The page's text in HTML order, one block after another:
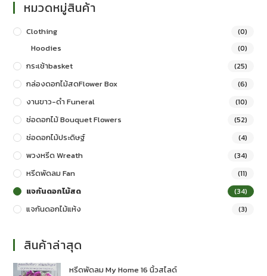
หมวดหมู่สินค้า
Clothing (0)
Hoodies (0)
กระเช้าbasket (25)
กล่องดอกไม้สดFlower Box (6)
งานขาว-ดำ Funeral (10)
ช่อดอกไม้ Bouquet Flowers (52)
ช่อดอกไม้ประดิษฐ์ (4)
พวงหรีด Wreath (34)
หรีดพัดลม Fan (11)
แจกันดอกไม้สด (34)
แจกันดอกไม้แห้ง (3)
สินค้าล่าสุด
หรีดพัดลม My Home 16 นิ้วสไลด์